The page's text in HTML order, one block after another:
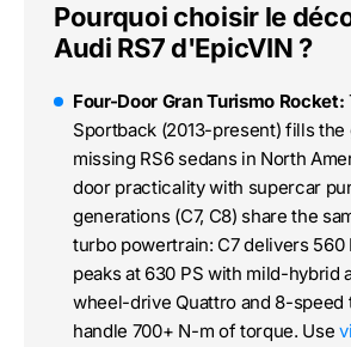
Pourquoi choisir le
Audi RS7 d'EpicVIN ?
Four-Door Gran Turismo Rocket:
Sportback (2013-present) fills the
missing RS6 sedans in North
door practicality with supercar
generations (C7, C8) share the
turbo powertrain: C7 delivers 560
peaks at 630 PS with mild-hybrid
wheel-drive Quattro and 8-speed
handle 700+ N-m of torque. Use